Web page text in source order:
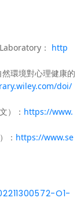
： http
環境對心理健康的
doi/
）： https://www.
： https://www.se
O1-